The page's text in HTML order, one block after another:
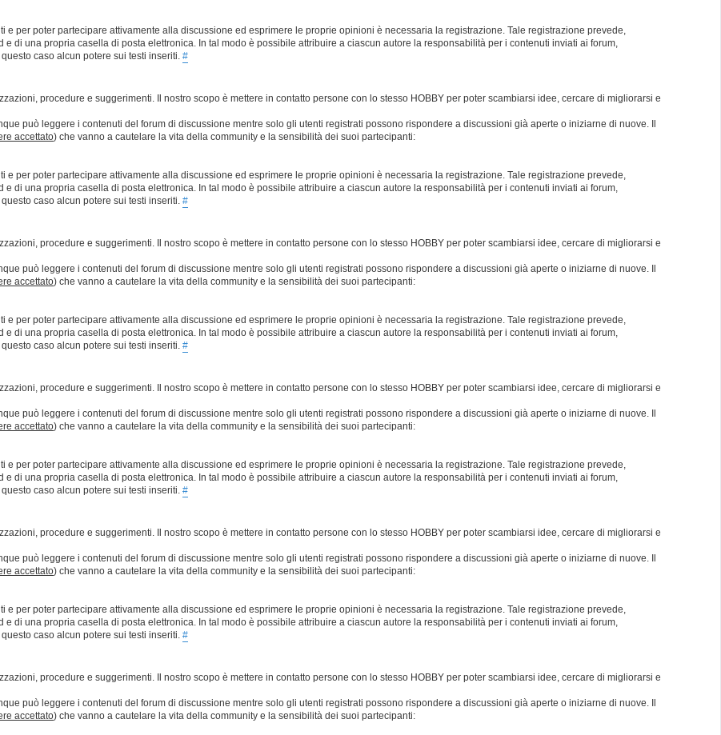
e per poter partecipare attivamente alla discussione ed esprimere le proprie opinioni è necessaria la registrazione. Tale registrazione prevede,
di una propria casella di posta elettronica. In tal modo è possibile attribuire a ciascun autore la responsabilità per i contenuti inviati ai forum,
caso alcun potere sui testi inseriti. #
procedure e suggerimenti. Il nostro scopo è mettere in contatto persone con lo stesso HOBBY per poter scambiarsi idee, cercare di migliorarsi e
può leggere i contenuti del forum di discussione mentre solo gli utenti registrati possono rispondere a discussioni già aperte o iniziarne di nuove. Il
accettato) che vanno a cautelare la vita della community e la sensibilità dei suoi partecipanti:
e per poter partecipare attivamente alla discussione ed esprimere le proprie opinioni è necessaria la registrazione. Tale registrazione prevede,
di una propria casella di posta elettronica. In tal modo è possibile attribuire a ciascun autore la responsabilità per i contenuti inviati ai forum,
caso alcun potere sui testi inseriti. #
procedure e suggerimenti. Il nostro scopo è mettere in contatto persone con lo stesso HOBBY per poter scambiarsi idee, cercare di migliorarsi e
può leggere i contenuti del forum di discussione mentre solo gli utenti registrati possono rispondere a discussioni già aperte o iniziarne di nuove. Il
accettato) che vanno a cautelare la vita della community e la sensibilità dei suoi partecipanti:
e per poter partecipare attivamente alla discussione ed esprimere le proprie opinioni è necessaria la registrazione. Tale registrazione prevede,
di una propria casella di posta elettronica. In tal modo è possibile attribuire a ciascun autore la responsabilità per i contenuti inviati ai forum,
caso alcun potere sui testi inseriti. #
procedure e suggerimenti. Il nostro scopo è mettere in contatto persone con lo stesso HOBBY per poter scambiarsi idee, cercare di migliorarsi e
può leggere i contenuti del forum di discussione mentre solo gli utenti registrati possono rispondere a discussioni già aperte o iniziarne di nuove. Il
accettato) che vanno a cautelare la vita della community e la sensibilità dei suoi partecipanti:
e per poter partecipare attivamente alla discussione ed esprimere le proprie opinioni è necessaria la registrazione. Tale registrazione prevede,
di una propria casella di posta elettronica. In tal modo è possibile attribuire a ciascun autore la responsabilità per i contenuti inviati ai forum,
caso alcun potere sui testi inseriti. #
procedure e suggerimenti. Il nostro scopo è mettere in contatto persone con lo stesso HOBBY per poter scambiarsi idee, cercare di migliorarsi e
può leggere i contenuti del forum di discussione mentre solo gli utenti registrati possono rispondere a discussioni già aperte o iniziarne di nuove. Il
accettato) che vanno a cautelare la vita della community e la sensibilità dei suoi partecipanti:
e per poter partecipare attivamente alla discussione ed esprimere le proprie opinioni è necessaria la registrazione. Tale registrazione prevede,
di una propria casella di posta elettronica. In tal modo è possibile attribuire a ciascun autore la responsabilità per i contenuti inviati ai forum,
caso alcun potere sui testi inseriti. #
procedure e suggerimenti. Il nostro scopo è mettere in contatto persone con lo stesso HOBBY per poter scambiarsi idee, cercare di migliorarsi e
può leggere i contenuti del forum di discussione mentre solo gli utenti registrati possono rispondere a discussioni già aperte o iniziarne di nuove. Il
accettato) che vanno a cautelare la vita della community e la sensibilità dei suoi partecipanti: